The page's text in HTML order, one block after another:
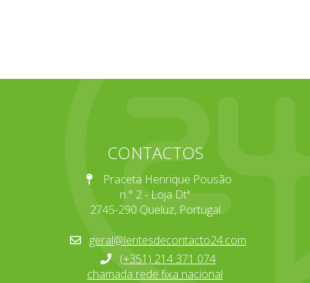
CONTACTOS
Praceta Henrique Pousão
n.° 2 - Loja Dtª
2745-290 Queluz, Portugal
geral@lentesdecontacto24.com
(+351) 214 371 074
chamada rede fixa nacional